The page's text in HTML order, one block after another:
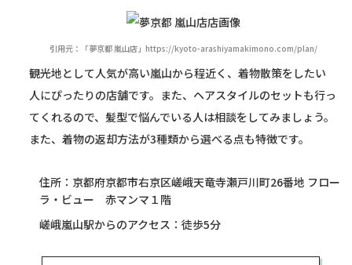
引用元：「夢京都 嵐山店」https://kyoto-arashiyamakimono.com/plan/
観光地として人気が高い嵐山から程近く、着物散策をしたい
人にぴったりの店舗です。また、ヘアスタイルのセットも行っ
てくれるので、髪型で悩んでいる人は相談をしてみましょう。
また、着物の返却方法が3種類から選べる点も特徴です。
住所：京都府京都市右京区嵯峨天竜寺瀬戸川町26番地 フロー
ラ・ビュー 赤マンマ１階
嵯峨嵐山駅からのアクセス：徒歩5分